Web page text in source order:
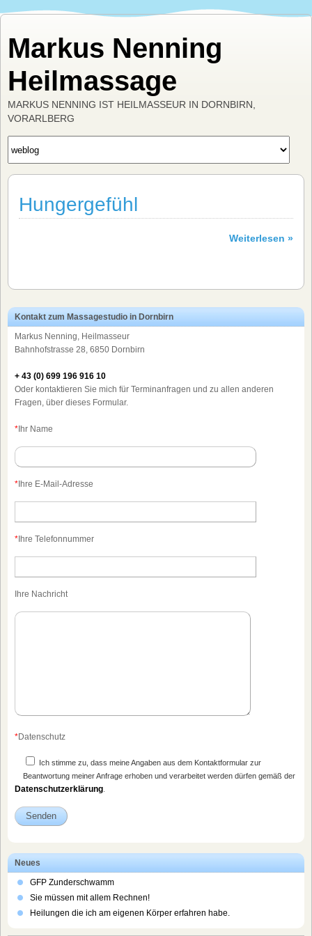
Markus Nenning
Heilmassage
MARKUS NENNING IST HEILMASSEUR IN DORNBIRN,
VORARLBERG
Hungergefühl
Weiterlesen »
Kontakt zum Massagestudio in Dornbirn
Markus Nenning, Heilmasseur
Bahnhofstrasse 28, 6850 Dornbirn
+ 43 (0) 699 196 916 10
Oder kontaktieren Sie mich für Terminanfragen und zu allen anderen
Fragen, über dieses Formular.
*Ihr Name
*Ihre E-Mail-Adresse
*Ihre Telefonnummer
Ihre Nachricht
*Datenschutz
Ich stimme zu, dass meine Angaben aus dem Kontaktformular zur
Beantwortung meiner Anfrage erhoben und verarbeitet werden dürfen gemäß der
Datenschutzerklärung
Neues
GFP Zunderschwamm
Sie müssen mit allem Rechnen!
Heilungen die ich am eigenen Körper erfahren habe.